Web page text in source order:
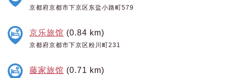
京都府京都市下京区东盐小路町579
京乐旅馆 (0.84 km)
京都府京都市下京区粉川町231
藤家旅馆 (0.71 km)